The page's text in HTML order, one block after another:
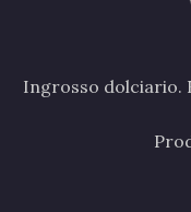
Ingrosso